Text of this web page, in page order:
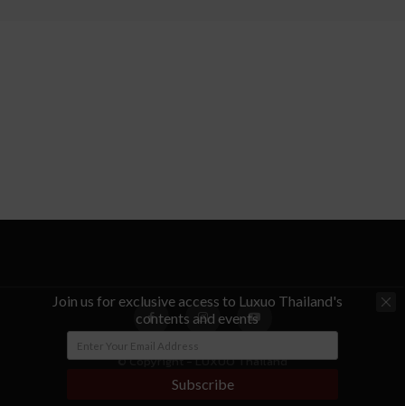
© Copyright - LUXUO Thailand
Join us for exclusive access to Luxuo Thailand's
contents and events
Subscribe